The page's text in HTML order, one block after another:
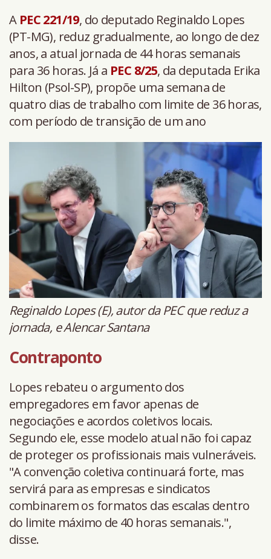
A PEC 221/19, do deputado Reginaldo Lopes
(PT-MG), reduz gradualmente, ao longo de dez
anos, a atual jornada de 44 horas semanais
para 36 horas. Já a PEC 8/25, da deputada Erika
Hilton (Psol-SP), propõe uma semana de
quatro dias de trabalho com limite de 36 horas,
com período de transição de um ano
Reginaldo Lopes (E), autor da PEC que reduz a
jornada, e Alencar Santana
Contraponto
Lopes rebateu o argumento dos
empregadores em favor apenas de
negociações e acordos coletivos locais.
Segundo ele, esse modelo atual não foi capaz
de proteger os profissionais mais vulneráveis.
"A convenção coletiva continuará forte, mas
servirá para as empresas e sindicatos
combinarem os formatos das escalas dentro
do limite máximo de 40 horas semanais.",
disse.